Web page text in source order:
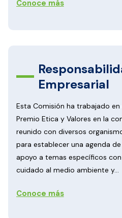
Conoce más
Empresarial
Esta Comisión ha trabajado
Premio Etica y Valores en la
reunido con diversos
para establecer una agenda
apoyo a temas específicos
cuidado al medio ambiente y...
Conoce más